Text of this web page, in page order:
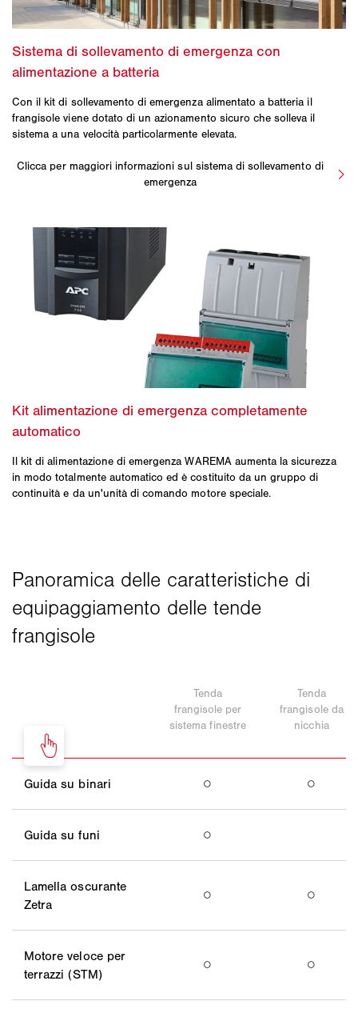
Con il kit di sollevamento di emergenza alimentato a batteria il
frangisole viene dotato di un azionamento sicuro che solleva il
sistema a una velocità particolarmente elevata.
Il kit di alimentazione di emergenza WAREMA aumenta la sicurezza
in modo totalmente automatico ed è costituito da un gruppo di
continuità e da un'unità di comando motore speciale.
Tenda
frangisole per
sistema finestre
Tenda
frangisole da
nicchia
Guida su binari ○ ○
Guida su funi ○
Lamella oscurante
Zetra
○ ○
Motore veloce per
terrazzi (STM)
○ ○